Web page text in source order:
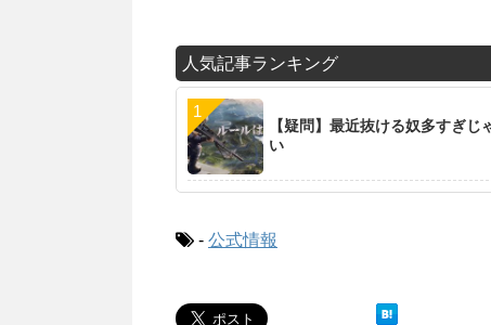
人気記事ランキング
【疑問】最近抜ける奴多すぎ
い
- 公式情報